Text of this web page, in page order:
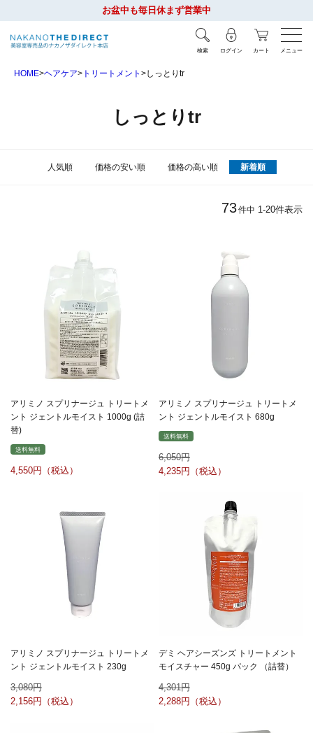
お盆中も毎日休まず営業中
検索 ログイン カート メニュー
HOME ヘアケア トリートメント しっとりtr
しっとりtr
人気順 価格の安い順 価格の高い順 新着順
73件中 1-20件表示
アリミノ スプリナージュ トリートメ
ント ジェントルモイスト 1000g (詰
替)
送料無料
4,550
アリミノ スプリナージュ トリートメ
ント ジェントルモイスト 680g
送料無料
6,050
4,235
アリミノ スプリナージュ トリートメ
ント ジェントルモイスト 230g
3,080
2,156
デミ ヘアシーズンズ トリートメント
モイスチャー 450g パック （詰替）
4,301
2,288